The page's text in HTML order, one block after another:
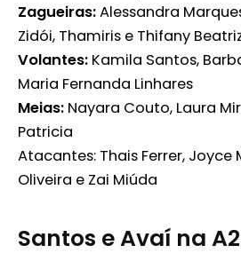
Zagueiras:Alessandra
Zidói, Thamiris e Thifany
Volantes: Kamila Santos,
Maria Fernanda Linhares
Meias: Nayara Couto, Laura
Patricia
Atacantes: Thais Ferrer, Joyce
Oliveira e Zai Miúda
Santos e Avaí na A2